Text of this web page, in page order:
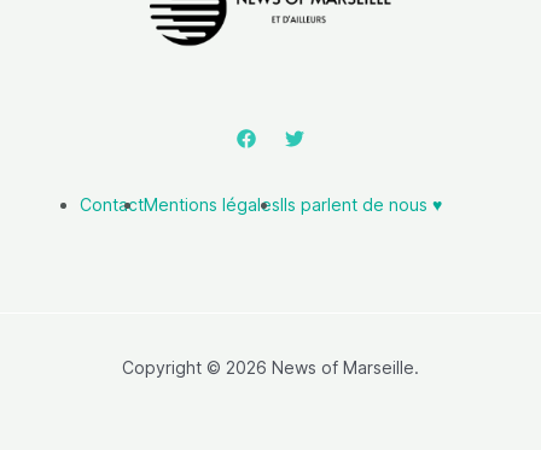
ContactMentions légalesIls parlent de nous ♥️
Copyright © 2026 News of Marseille.